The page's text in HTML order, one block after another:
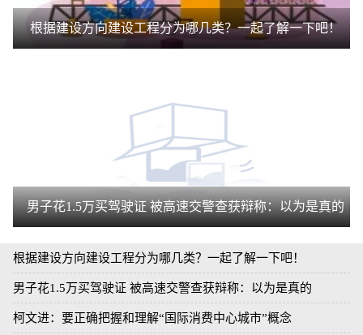
根据建设方向建设工程分为哪几类？一起了解一下吧！
男子花1.5万买驾驶证 被高速交警查获辩称：以为是真的
根据建设方向建设工程分为哪几类？一起了解一下吧！
男子花1.5万买驾驶证 被高速交警查获辩称：以为是真的
柯文进：要正确把握和理解“国际消费中心城市”概念